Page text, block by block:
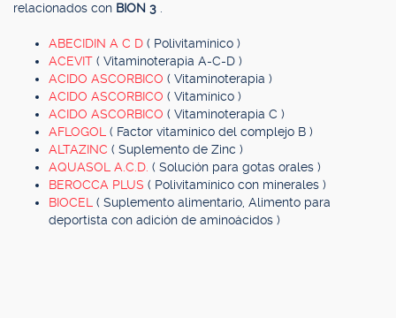
relacionados con BION 3
ABECIDIN A C D ( Polivitamínico )
ACEVIT ( Vitaminoterapia A-C-D )
ACIDO ASCORBICO ( Vitaminoterapia )
ACIDO ASCORBICO ( Vitamínico )
ACIDO ASCORBICO ( Vitaminoterapia C )
AFLOGOL ( Factor vitamínico del complejo B )
ALTAZINC ( Suplemento de Zinc )
AQUASOL A.C.D. ( Solución para gotas orales )
BEROCCA PLUS ( Polivitamínico con minerales )
BIOCEL ( Suplemento alimentario, Alimento para
deportista con adición de aminoácidos )